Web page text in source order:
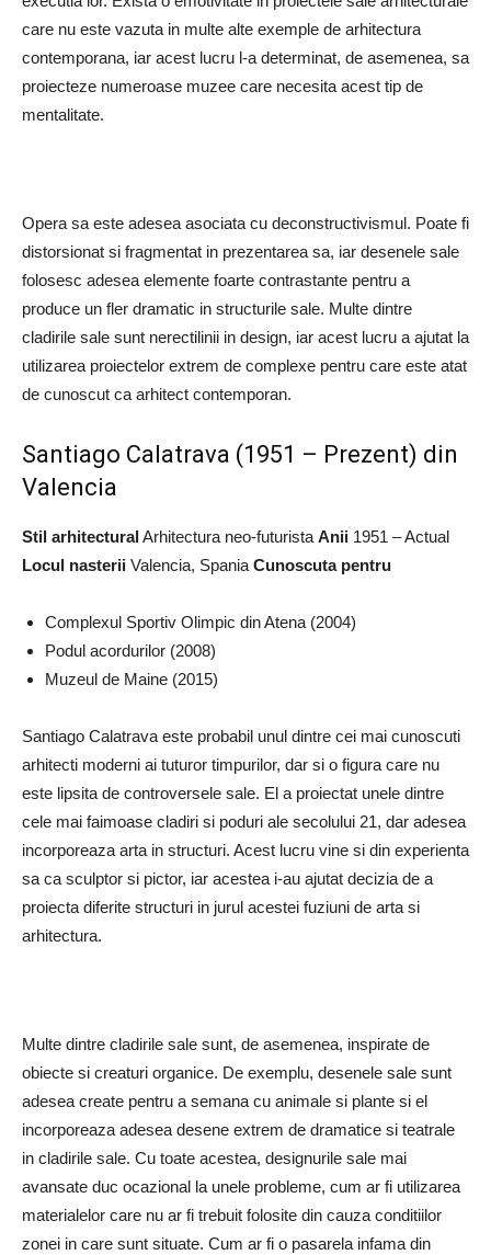
care nu este vazuta in multe alte exemple de arhitectura
contemporana, iar acest lucru l-a determinat, de asemenea, sa
proiecteze numeroase muzee care necesita acest tip de
mentalitate.
Opera sa este adesea asociata cu deconstructivismul. Poate fi
distorsionat si fragmentat in prezentarea sa, iar desenele sale
folosesc adesea elemente foarte contrastante pentru a
produce un fler dramatic in structurile sale. Multe dintre
cladirile sale sunt nerectilinii in design, iar acest lucru a ajutat la
utilizarea proiectelor extrem de complexe pentru care este atat
de cunoscut ca arhitect contemporan.
Santiago Calatrava (1951 – Prezent) din
Valencia
Stil arhitecturalArhitectura neo-futurista Anii 1951 – Actual
Locul nasterii Valencia, Spania Cunoscuta pentru
Complexul Sportiv Olimpic din Atena (2004)
Podul acordurilor (2008)
Muzeul de Maine (2015)
Santiago Calatrava este probabil unul dintre cei mai cunoscuti
arhitecti moderni ai tuturor timpurilor, dar si o figura care nu
este lipsita de controversele sale. El a proiectat unele dintre
cele mai faimoase cladiri si poduri ale secolului 21, dar adesea
incorporeaza arta in structuri. Acest lucru vine si din experienta
sa ca sculptor si pictor, iar acestea i-au ajutat decizia de a
proiecta diferite structuri in jurul acestei fuziuni de arta si
arhitectura.
Multe dintre cladirile sale sunt, de asemenea, inspirate de
obiecte si creaturi organice. De exemplu, desenele sale sunt
adesea create pentru a semana cu animale si plante si el
incorporeaza adesea desene extrem de dramatice si teatrale
in cladirile sale. Cu toate acestea, designurile sale mai
avansate duc ocazional la unele probleme, cum ar fi utilizarea
materialelor care nu ar fi trebuit folosite din cauza conditiilor
zonei in care sunt situate. Cum ar fi o pasarela infama din